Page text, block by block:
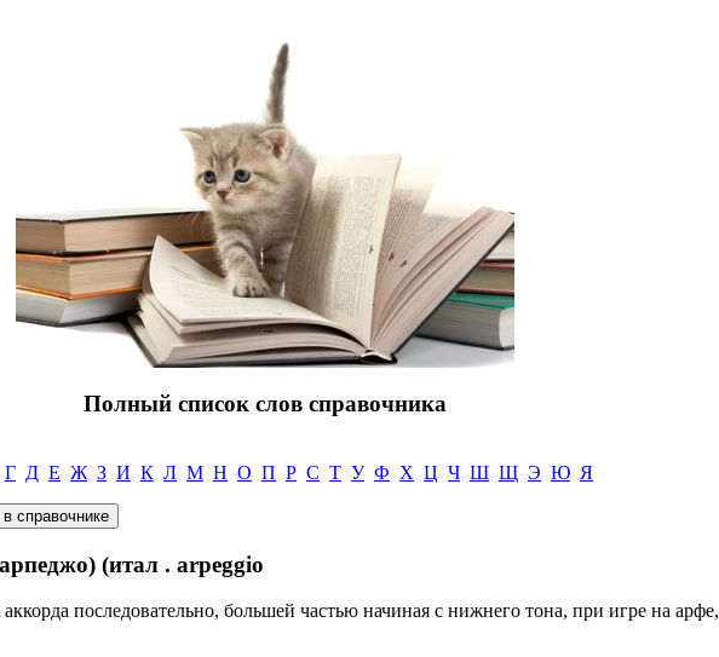
Полный список слов справочника
Г Д Е Ж З И К Л М Н О П Р С Т У Ф Х Ц Ч Ш Щ Э Ю Я
(итал . arpeggio
последовательно, большей частью начиная с нижнего тона, при игре на арфе,